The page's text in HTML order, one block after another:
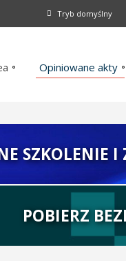
Tryb domyślny
Opiniowane akty
SZKOLENIE
POBIERZ